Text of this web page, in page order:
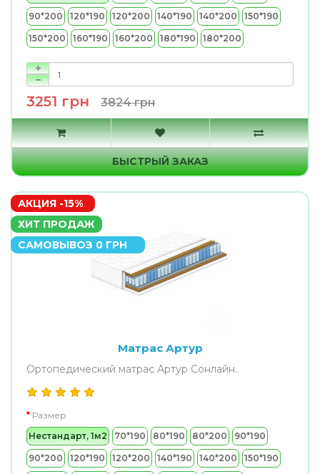
90*200 120*190 120*200 140*190 140*200 150*190
150*200 160*190 160*200 180*190 180*200
3251 грн 3824 грн
БЫСТРЫЙ ЗАКАЗ
АКЦИЯ -15%
ХИТ ПРОДАЖ
САМОВЫВОЗ 0 ГРН
Матрас Артур
Ортопедический матрас Артур Сонлайн..
Размер
Нестандарт, 1м2
70*190 80*190 80*200 90*190
90*200 120*190 120*200 140*190 140*200 150*190